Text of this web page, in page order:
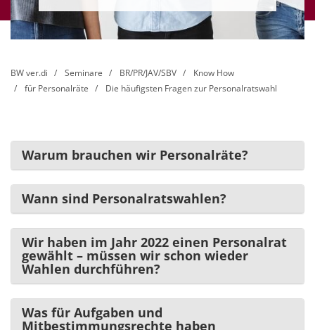
BW ver.di Seminare BR/PR/JAV/SBV
Know How
für Personalräte
Die häufigsten Fragen zur Personalratswahl
Warum brauchen wir Personalräte?
Wann sind Personalratswahlen?
Wir haben im Jahr 2022 einen Personalrat
gewählt – müssen wir schon wieder
Wahlen durchführen?
Was für Aufgaben und
Mitbestimmungsrechte haben